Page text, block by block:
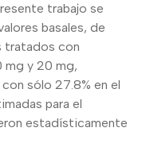
trabajo se
basales, de
tratados con
mg y 20 mg,
sólo 27.8% en el
para el
estadísticamente